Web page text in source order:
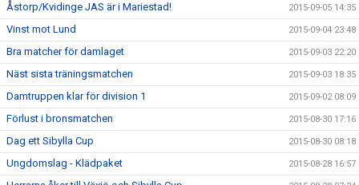
Åstorp/Kvidinge JAS är i Mariestad! 2015-09-05 14:35
Vinst mot Lund 2015-09-04 23:48
Bra matcher för damlaget 2015-09-03 22:20
Näst sista träningsmatchen 2015-09-03 18:35
Damtruppen klar för division 1 2015-09-02 08:09
Förlust i bronsmatchen 2015-08-30 17:16
Dag ett Sibylla Cup 2015-08-30 08:18
Ungdomslag - Klädpaket 2015-08-28 16:57